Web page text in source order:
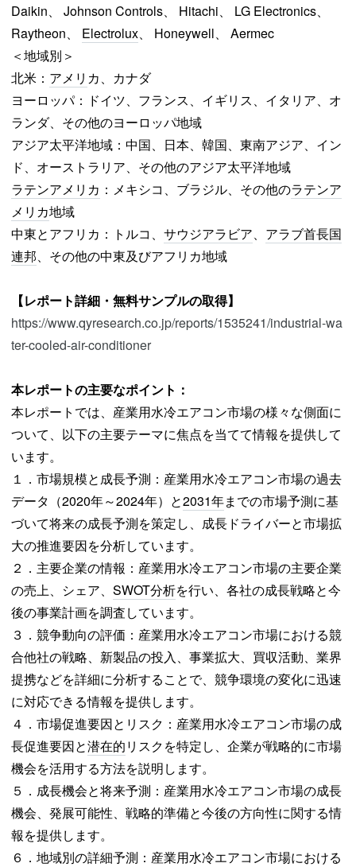
Daikin、 Johnson Controls、 Hitachi、 LG Electronics、
Raytheon、 Electrolux、 Honeywell、 Aermec
＜地域別＞
北米： アメリ カ、カナダ
ヨーロッパ：ドイツ、フランス、イギリス、イタリア、オ
ランダ、その他のヨーロッパ地域
アジア太平洋地域：中国、日本、韓国、東南アジア、イン
ド、オーストラリア、その他のアジア太平洋地域
ラテンアメリカ ：メキシコ、ブラジル、その他のラテンア
メリカ地域
中東とアフリカ：トルコ、 サウジアラビア、 アラブ首長国
連邦、その他の中東及びアフリカ地域
【レポート詳細・無料サンプルの取得】
https://www.qyresearch.co.jp/reports/1535241/industrial-wa
ter-cooled-air-conditioner
本レポートの主要なポイント：
本レポートでは、産業用水冷エアコン市場の様々な側面に
ついて、以下の主要テーマに焦点を当てて情報を提供して
います。
１．市場規模と成長予測：産業用水冷エアコン市場の過去
データ（2020年～2024年）と2031年までの市場予測に基
づいて将来の成長予測を策定し、成長ドライバーと市場拡
大の推進要因を分析しています。
２．主要企業の情報：産業用水冷エアコン市場の主要企業
の売上、シェア、 SWOT分析を行い、各社の成長戦略と今
後の事業計画を調査しています。
３．競争動向の評価：産業用水冷エアコン市場における競
合他社の戦略、新製品の投入、事業拡大、買収活動、業界
提携などを詳細に分析することで、競争環境の変化に迅速
に対応できる情報を提供します。
４．市場促進要因とリスク：産業用水冷エアコン市場の成
長促進要因と潜在的リスクを特定し、企業が戦略的に市場
機会を活用する方法を説明します。
５．成長機会と将来予測：産業用水冷エアコン市場の成長
機会、発展可能性、戦略的準備と今後の方向性に関する情
報を提供します。
６．地域別の詳細予測：産業用水冷エアコン市場における